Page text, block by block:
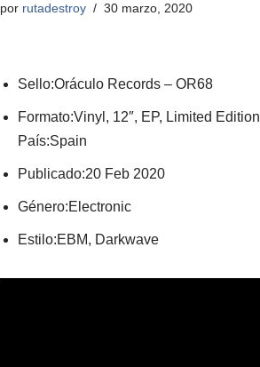
por rutadestroy 30 marzo, 2020
Sello:Oráculo Records ‎– OR68
Formato:Vinyl, 12″, EP, Limited Edition
País:Spain
Publicado:20 Feb 2020
Género:Electronic
Estilo:EBM, Darkwave